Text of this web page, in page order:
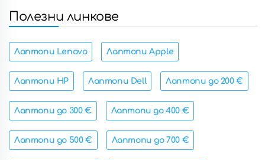
Полезни линкове
Лаптопи Lenovo Лаптопи Apple
Лаптопи HP Лаптопи Dell Лаптопи до 200 €
Лаптопи до 300 € Лаптопи до 400 €
Лаптопи до 500 € Лаптопи до 700 €